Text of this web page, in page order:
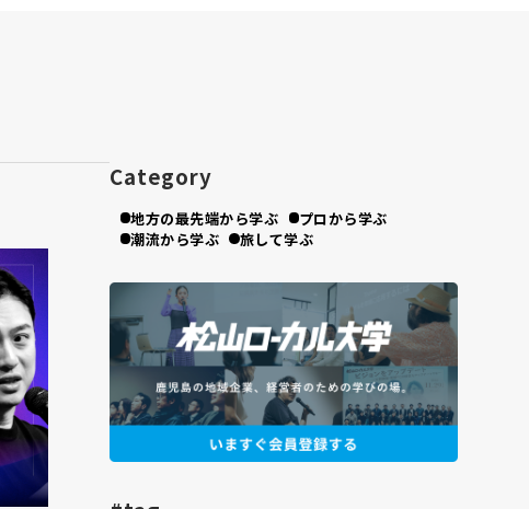
Category
地方の最先端から学ぶ
プロから学ぶ
潮流から学ぶ
旅して学ぶ